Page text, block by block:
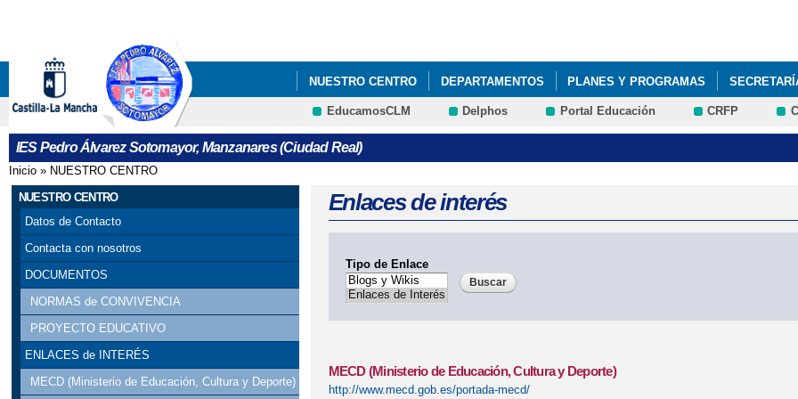
NUESTRO CENTRO DEPARTAMENTOS PLANES Y PROGRAMAS
EducamosCLM Delphos Portal Educación CRFP
IES Pedro Álvarez Sotomayor, Manzanares (Ciudad Real)
Se encuentra usted aquí
Inicio » NUESTRO CENTRO
NUESTRO CENTRO
Datos de Contacto
Contacta con nosotros
DOCUMENTOS
NORMAS de CONVIVENCIA
PROYECTO EDUCATIVO
ENLACES de INTERÉS
MECD (Ministerio de Educación, Cultura y Deporte)
Enlaces de interés
Tipo de Enlace
MECD (Ministerio de Educación, Cultura y Deporte)
http://www.mecd.gob.es/portada-mecd/